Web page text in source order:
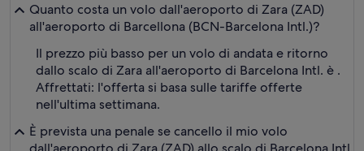
Quanto costa un volo dall'aeroporto di Zara (ZAD)
all'aeroporto di Barcellona (BCN-Barcelona Intl.)?
Il prezzo più basso per un volo di andata e ritorno
dallo scalo di Zara all'aeroporto di Barcelona Intl. è .
Affrettati: l'offerta si basa sulle tariffe offerte
nell'ultima settimana.
È prevista una penale se cancello il mio volo